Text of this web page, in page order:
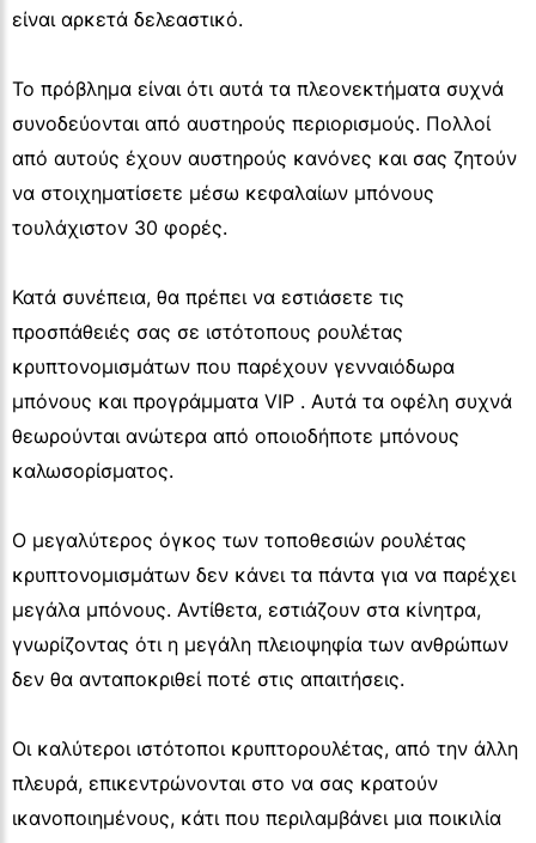
είναι αρκετά δελεαστικό.
Το πρόβλημα είναι ότι αυτά τα πλεονεκτήματα συχνά
συνοδεύονται από αυστηρούς περιορισμούς. Πολλοί
από αυτούς έχουν αυστηρούς κανόνες και σας ζητούν
να στοιχηματίσετε μέσω κεφαλαίων μπόνους
τουλάχιστον 30 φορές.
Κατά συνέπεια, θα πρέπει να εστιάσετε τις
προσπάθειές σας σε ιστότοπους ρουλέτας
κρυπτονομισμάτων που παρέχουν γενναιόδωρα
μπόνους και προγράμματα VIP . Αυτά τα οφέλη συχνά
θεωρούνται ανώτερα από οποιοδήποτε μπόνους
καλωσορίσματος.
Ο μεγαλύτερος όγκος των τοποθεσιών ρουλέτας
κρυπτονομισμάτων δεν κάνει τα πάντα για να παρέχει
μεγάλα μπόνους. Αντίθετα, εστιάζουν στα κίνητρα,
γνωρίζοντας ότι η μεγάλη πλειοψηφία των ανθρώπων
δεν θα ανταποκριθεί ποτέ στις απαιτήσεις.
Οι καλύτεροι ιστότοποι κρυπτορουλέτας, από την άλλη
πλευρά, επικεντρώνονται στο να σας κρατούν
ικανοποιημένους, κάτι που περιλαμβάνει μια ποικιλία